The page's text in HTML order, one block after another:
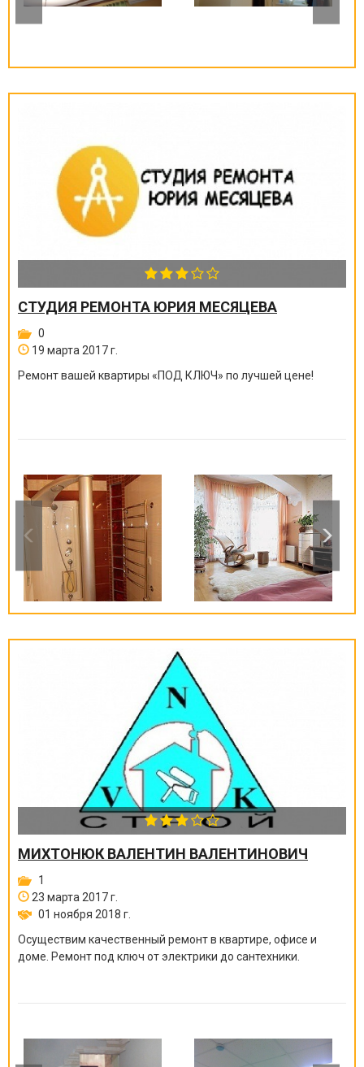
СТУДИЯ РЕМОНТА ЮРИЯ МЕСЯЦЕВА
0
19 марта 2017 г.
Ремонт вашей квартиры «ПОД КЛЮЧ» по лучшей цене!
МИХТОНЮК ВАЛЕНТИН ВАЛЕНТИНОВИЧ
1
23 марта 2017 г.
01 ноября 2018 г.
Осуществим качественный ремонт в квартире, офисе и
доме. Ремонт под ключ от электрики до сантехники.